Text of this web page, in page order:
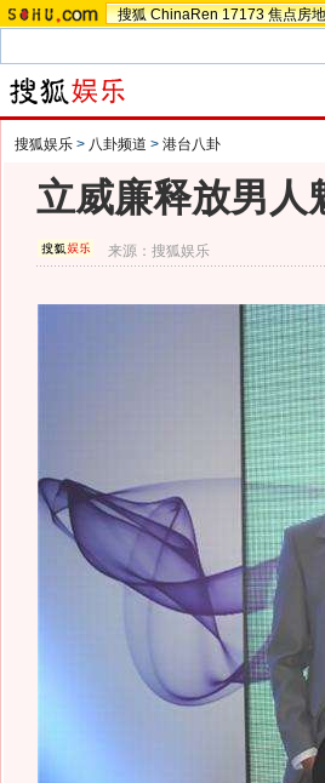
搜狐 ChinaRen 17173 焦点房
搜狐娱乐 > 八卦频道 > 港台八卦
立威廉释放男人
来源：搜狐娱乐